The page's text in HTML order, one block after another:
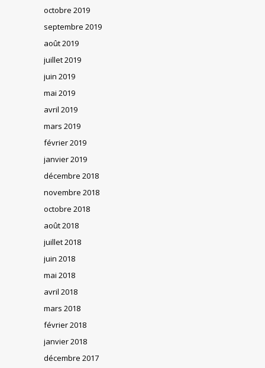
octobre 2019
septembre 2019
août 2019
juillet 2019
juin 2019
mai 2019
avril 2019
mars 2019
février 2019
janvier 2019
décembre 2018
novembre 2018
octobre 2018
août 2018
juillet 2018
juin 2018
mai 2018
avril 2018
mars 2018
février 2018
janvier 2018
décembre 2017